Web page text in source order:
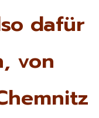
dafür
von